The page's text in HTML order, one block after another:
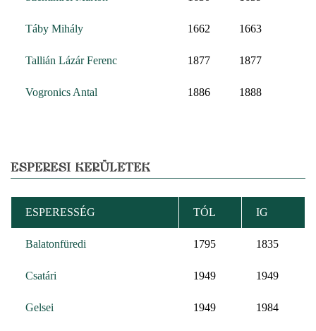
Táby Mihály 1662 1663
Tallián Lázár Ferenc 1877 1877
Vogronics Antal 1886 1888
ESPERESI KERÜLETEK
ESPERESSÉG TÓL IG
Balatonfüredi 1795 1835
Csatári 1949 1949
Gelsei 1949 1984